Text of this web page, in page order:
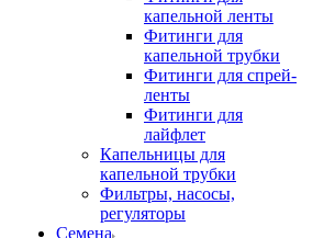
капельной ленты
Фитинги для
капельной трубки
Фитинги для спрей-
ленты
Фитинги для
лайфлет
Капельницы для
капельной трубки
Фильтры, насосы,
регуляторы
Семена